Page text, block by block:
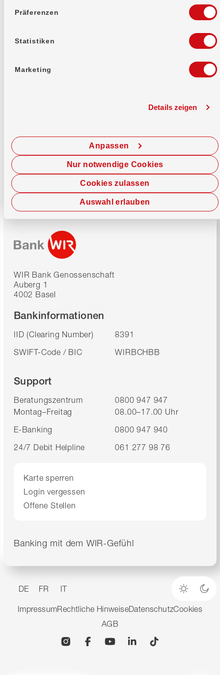
Präferenzen
Statistiken
Marketing
Details zeigen
Cookies zulassen
Anpassen
Auswahl erlauben
Nur notwendige Cookies
Jetzt chatten
WIR Bank Genossenschaft
Auberg 1
4002 Basel
Bankinformationen
IID (Clearing Number)
8391
SWIFT-Code / BIC
WIRBCHBB
Support
Beratungszentrum
0800 947 947
Montag–Freitag
08.00–17.00 Uhr
E-Banking
0800 947 940
24/7 Debit Helpline
061 277 98 76
Karte sperren
Login vergessen
Offene Stellen
Banking mit dem WIR-Gefühl
DE FR IT
Heller
ImpressumRechtliche HinweiseDatenschutzCookies
AGB
InstagramFacebookYouTubeLinkedin